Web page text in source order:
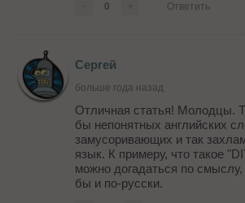
0 Ответить
Сергей
больше года назад
Отличная статья! Молодцы.
бы непонятных английских
замусоривающих и так
язык. К примеру, что такое
можно догадаться по
бы и по-русски.